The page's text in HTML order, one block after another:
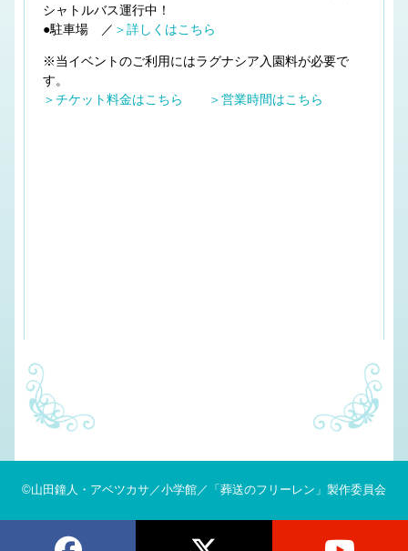
シャトルバス運行中！
●駐車場 ／ ＞詳しくはこちら
※当イベントのご利用にはラグナシア入園料が必要で
す。
＞チケット料金はこちら
＞営業時間はこちら
©山田鐘人・アベツカサ／小学館／「葬送のフリーレン」製作委員会